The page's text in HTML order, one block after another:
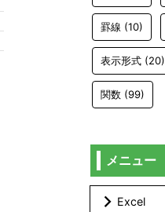
罫線 (10)
表示形式 (20)
関数 (99)
メニュー
Excel